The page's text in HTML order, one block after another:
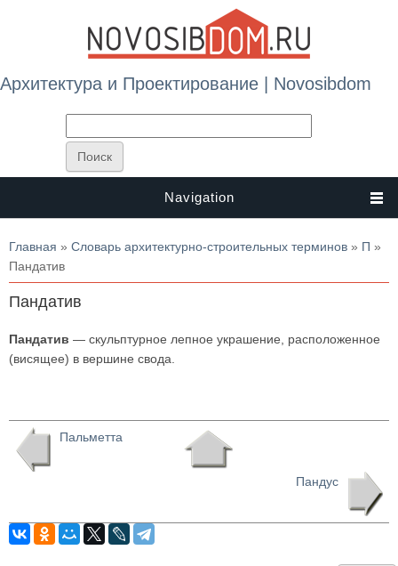
Архитектура и Проектирование | Novosibdom
Navigation
Вы здесь
Главная » Словарь архитектурно-строительных терминов » П »
Пандатив
Пандатив
Пандатив — скульптурное лепное украшение, расположенное
(висящее) в вершине свода.
Пальметта
Пандус